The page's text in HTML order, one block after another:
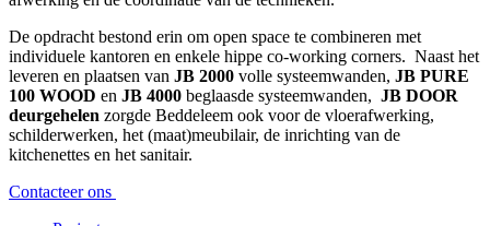
De opdracht bestond erin om open space te combineren met
individuele kantoren en enkele hippe co-working corners. Naast het
leveren en plaatsen van JB 2000 volle systeemwanden, JB PURE
100 WOOD en JB 4000 beglaasde systeemwanden, JB DOOR
deurgehelen zorgde Beddeleem ook voor de vloerafwerking,
schilderwerken, het (maat)meubilair, de inrichting van de
kitchenettes en het sanitair.
Contacteer ons